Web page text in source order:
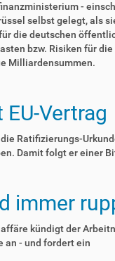
-
selbst gelegt, als
die deutschen
bzw. Risiken für
Milliardensummen.
Vertrag
Ratifizierungs-
Damit folgt er einer
immer
kündigt der
an - und fordert ein